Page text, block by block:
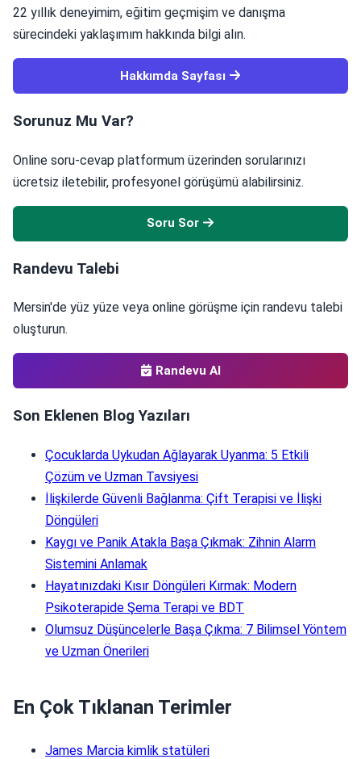
22 yıllık deneyimim, eğitim geçmişim ve danışma
sürecindeki yaklaşımım hakkında bilgi alın.
Hakkımda Sayfası
Sorunuz Mu Var?
Online soru-cevap platformum üzerinden sorularınızı
ücretsiz iletebilir, profesyonel görüşümü alabilirsiniz.
Soru Sor
Randevu Talebi
Mersin'de yüz yüze veya online görüşme için randevu talebi
oluşturun.
Randevu Al
Son Eklenen Blog Yazıları
Çocuklarda Uykudan Ağlayarak Uyanma: 5 Etkili
Çözüm ve Uzman Tavsiyesi
İlişkilerde Güvenli Bağlanma: Çift Terapisi ve İlişki
Döngüleri
Kaygı ve Panik Atakla Başa Çıkmak: Zihnin Alarm
Sistemini Anlamak
Hayatınızdaki Kısır Döngüleri Kırmak: Modern
Psikoterapide Şema Terapi ve BDT
Olumsuz Düşüncelerle Başa Çıkma: 7 Bilimsel Yöntem
ve Uzman Önerileri
En Çok Tıklanan Terimler
James Marcia kimlik statüleri